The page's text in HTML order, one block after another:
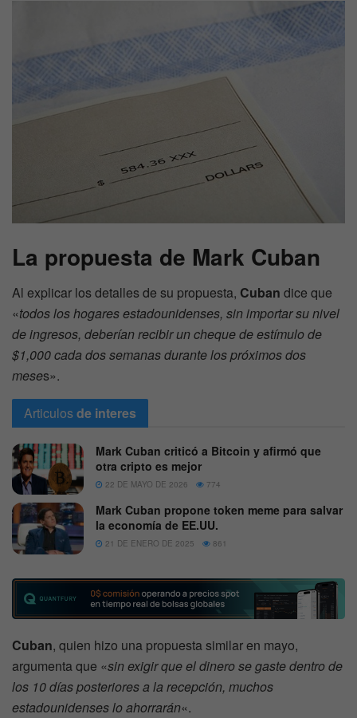
La propuesta de Mark Cuban
Al explicar los detalles de su propuesta, Cuban dice que
«todos los hogares estadounidenses, sin importar su nivel
de ingresos, deberían recibir un cheque de estímulo de
$1,000 cada dos semanas durante los próximos dos
meses».
Articulosde interes
Mark Cuban criticó a Bitcoin y afirmó que
otra cripto es mejor
22 DE MAYO DE 2026 774
Mark Cuban propone token meme para salvar
la economía de EE.UU.
21 DE ENERO DE 2025 861
Cuban, quien hizo una propuesta similar en mayo,
argumenta que «sin exigir que el dinero se gaste dentro de
los 10 días posteriores a la recepción, muchos
estadounidenses lo ahorrarán«.